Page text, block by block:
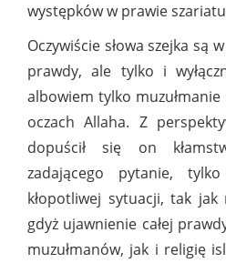
występków w prawie
Oczywiście słowa szejka są
prawdy, ale tylko i
albowiem tylko
oczach Allaha. Z
dopuścił się on
zadającego pytanie,
kłopotliwej sytuacji, tak jak
gdyż ujawnienie całej
muzułmanów, jak i religię